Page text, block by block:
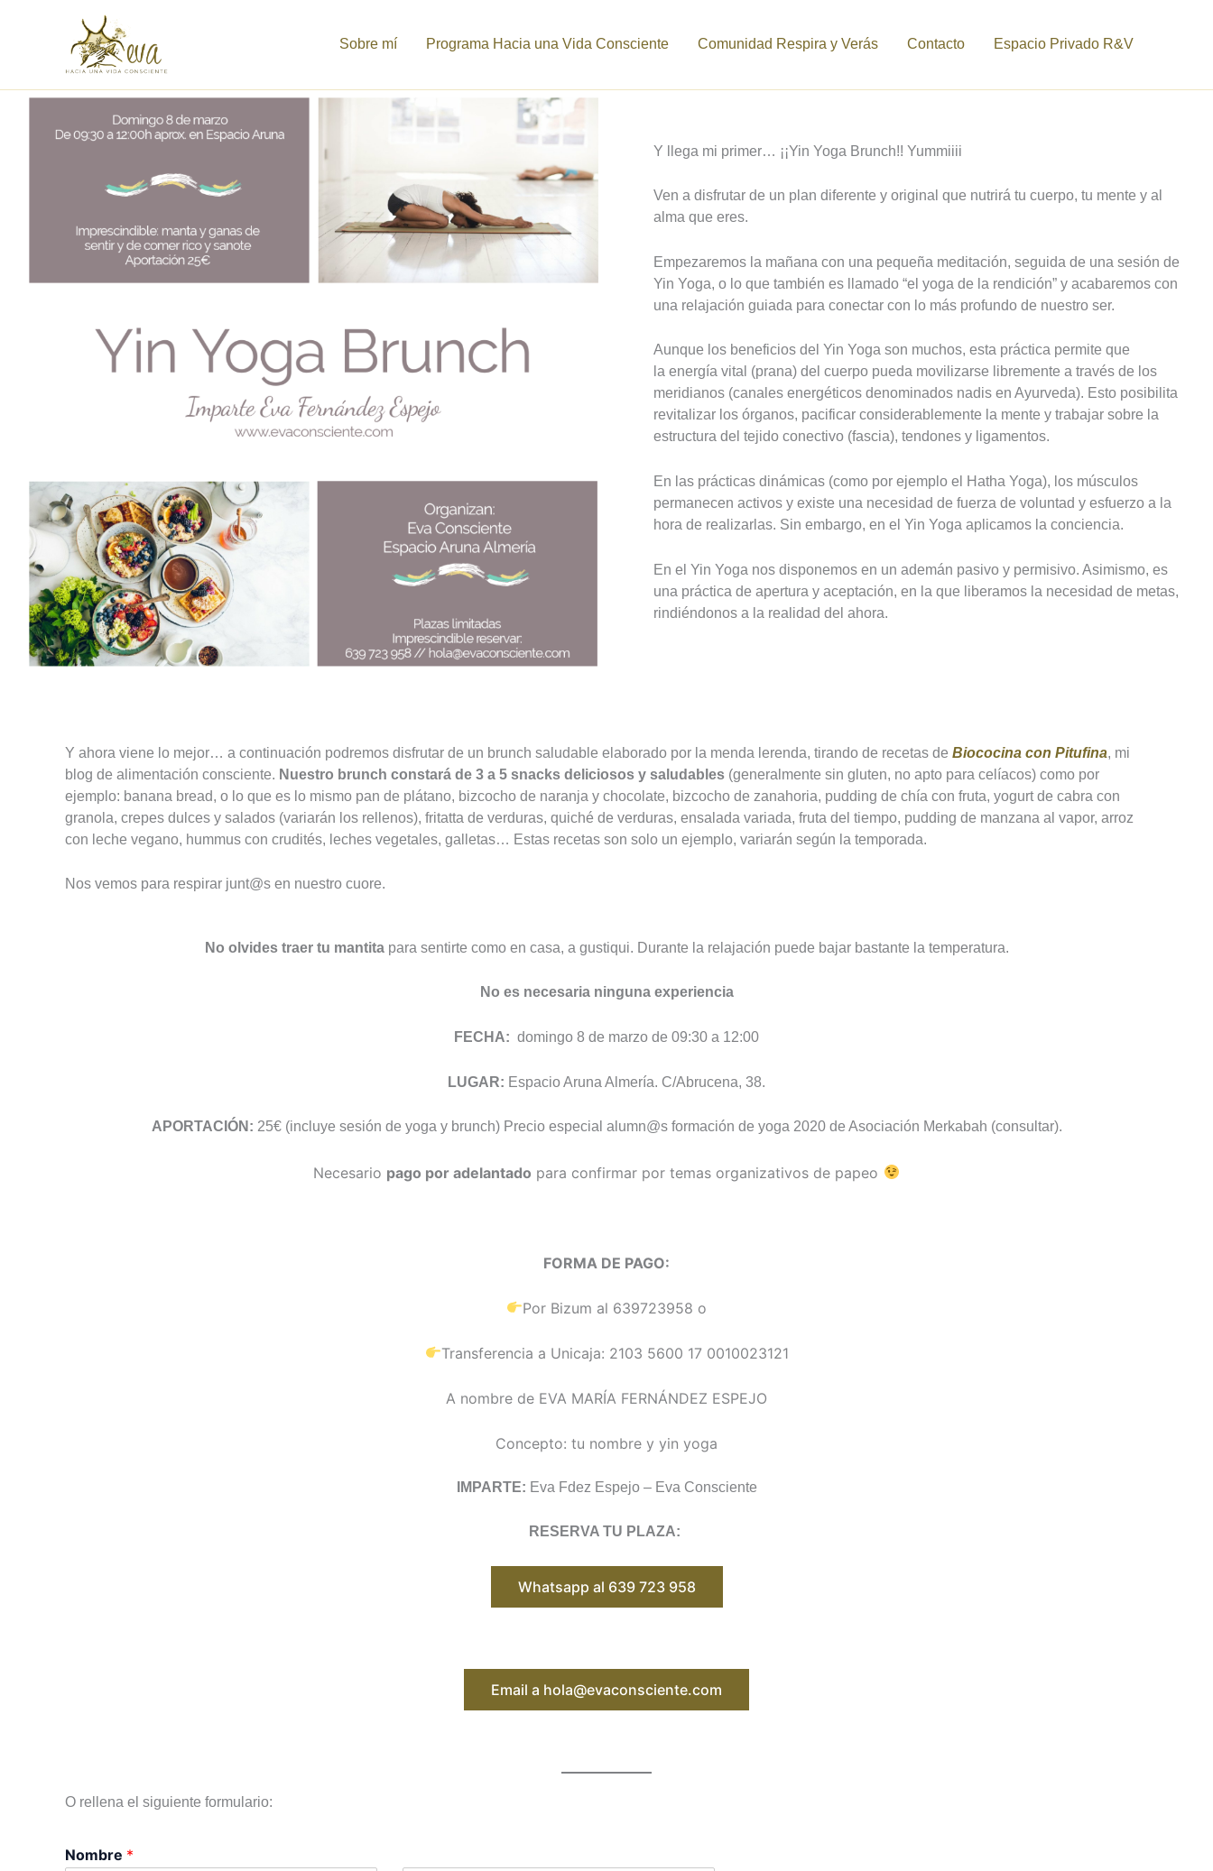
Sobre mí Programa Hacia una Vida Consciente Comunidad Respira y Verás Contacto Espacio Privado R&V
Y llega mi primer… ¡¡Yin Yoga Brunch!! Yummiiii
Ven a disfrutar de un plan diferente y original que nutrirá tu cuerpo, tu mente y al
alma que eres.
Empezaremos la mañana con una pequeña meditación, seguida de una sesión de
Yin Yoga, o lo que también es llamado “el yoga de la rendición” y acabaremos con
una relajación guiada para conectar con lo más profundo de nuestro ser.
Aunque los beneficios del Yin Yoga son muchos, esta práctica permite que
la energía vital (prana) del cuerpo pueda movilizarse libremente a través de los
meridianos (canales energéticos denominados nadis en Ayurveda). Esto posibilita
revitalizar los órganos, pacificar considerablemente la mente y trabajar sobre la
estructura del tejido conectivo (fascia), tendones y ligamentos.
En las prácticas dinámicas (como por ejemplo el Hatha Yoga), los músculos
permanecen activos y existe una necesidad de fuerza de voluntad y esfuerzo a la
hora de realizarlas. Sin embargo, en el Yin Yoga aplicamos la conciencia.
En el Yin Yoga nos disponemos en un ademán pasivo y permisivo. Asimismo, es
una práctica de apertura y aceptación, en la que liberamos la necesidad de metas,
rindiéndonos a la realidad del ahora.
Y ahora viene lo mejor… a continuación podremos disfrutar de un brunch saludable elaborado por la menda lerenda, tirando de recetas de Biococina con Pitufina, mi
blog de alimentación consciente. Nuestro brunch constará de 3 a 5 snacks deliciosos y saludables (generalmente sin gluten, no apto para celíacos) como por
ejemplo: banana bread, o lo que es lo mismo pan de plátano, bizcocho de naranja y chocolate, bizcocho de zanahoria, pudding de chía con fruta, yogurt de cabra con
granola, crepes dulces y salados (variarán los rellenos), fritatta de verduras, quiché de verduras, ensalada variada, fruta del tiempo, pudding de manzana al vapor, arroz
con leche vegano, hummus con crudités, leches vegetales, galletas… Estas recetas son solo un ejemplo, variarán según la temporada.
Nos vemos para respirar junt@s en nuestro cuore.
No olvides traer tu mantitapara sentirte como en casa, a gustiqui. Durante la relajación puede bajar bastante la temperatura.
No es necesaria ninguna experiencia
FECHA: domingo 8 de marzo de 09:30 a 12:00
LUGAR: Espacio Aruna Almería. C/Abrucena, 38.
APORTACIÓN: 25€ (incluye sesión de yoga y brunch) Precio especial alumn@s formación de yoga 2020 de Asociación Merkabah (consultar).
Necesario pago por adelantado para confirmar por temas organizativos de papeo
FORMA DE PAGO:
Por Bizum al 639723958 o
Transferencia a Unicaja: 2103 5600 17 0010023121
A nombre de EVA MARÍA FERNÁNDEZ ESPEJO
Concepto: tu nombre y yin yoga
IMPARTE: Eva Fdez Espejo – Eva Consciente
RESERVA TU PLAZA:
Whatsapp al 639 723 958
Email a hola@evaconsciente.com
O rellena el siguiente formulario:
Nombre *